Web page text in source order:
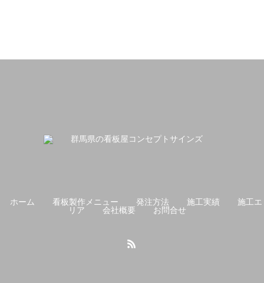
ホーム 看板製作メニュー 発注方法 施工実績
施工エ
リア
会社概要 お問合せ